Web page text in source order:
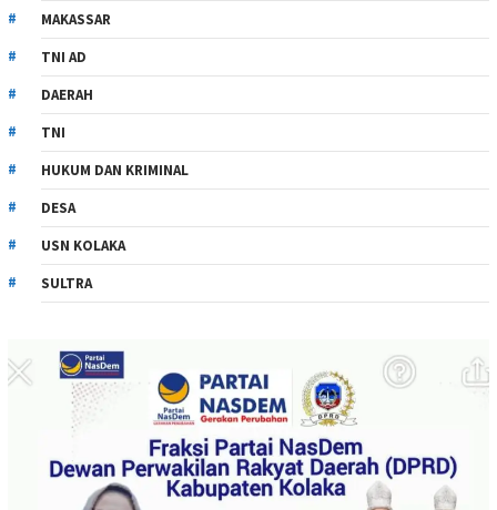
MAKASSAR
TNI AD
DAERAH
TNI
HUKUM DAN KRIMINAL
DESA
USN KOLAKA
SULTRA